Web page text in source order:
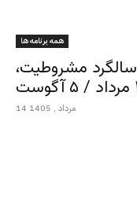
همه برنامه ها
سالگرد مشروطیت،
14 مرداد , 1405